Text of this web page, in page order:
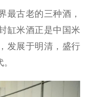
古老的三种酒，
缸米酒正是中国米
发展于明清，盛行